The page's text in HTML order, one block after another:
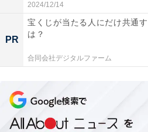
が抜ける2区には、いよいよ佐
か。
◆國學院大學
往路を3位で終えた國學院大學
が全員残ります。注目は5区区
手（3年）の起用区間です。本
2024/12/14
PR
宝くじが当たる人にだけ共通す
は？
合同会社デジタルファーム